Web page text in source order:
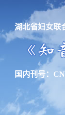
湖北省妇女联
国内刊号：